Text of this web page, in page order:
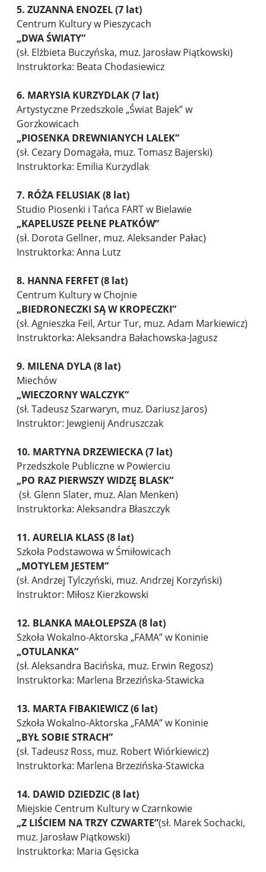
5. ZUZANNA ENOZEL (7 lat)
Centrum Kultury w Pieszycach
„DWA ŚWIATY”
(sł. Elżbieta Buczyńska, muz. Jarosław Piątkowski)
Instruktorka: Beata Chodasiewicz
6. MARYSIA KURZYDLAK (7 lat)
Artystyczne Przedszkole „Świat Bajek” w
Gorzkowicach
„PIOSENKA DREWNIANYCH LALEK”
(sł. Cezary Domagała, muz. Tomasz Bajerski)
Instruktorka: Emilia Kurzydlak
7. RÓŻA FELUSIAK (8 lat)
Studio Piosenki i Tańca FART w Bielawie
„KAPELUSZE PEŁNE PŁATKÓW”
(sł. Dorota Gellner, muz. Aleksander Pałac)
Instruktorka: Anna Lutz
8. HANNA FERFET (8 lat)
Centrum Kultury w Chojnie
„BIEDRONECZKI SĄ W KROPECZKI”
(sł. Agnieszka Feil, Artur Tur, muz. Adam Markiewicz)
Instruktorka: Aleksandra Bałachowska-Jagusz
9. MILENA DYLA (8 lat)
Miechów
„WIECZORNY WALCZYK”
(sł. Tadeusz Szarwaryn, muz. Dariusz Jaros)
Instruktor: Jewgienij Andruszczak
10. MARTYNA DRZEWIECKA (7 lat)
Przedszkole Publiczne w Powierciu
„PO RAZ PIERWSZY WIDZĘ BLASK”
(sł. Glenn Slater, muz. Alan Menken)
Instruktorka: Aleksandra Błaszczyk
11. AURELIA KLASS (8 lat)
Szkoła Podstawowa w Śmiłowicach
„MOTYLEM JESTEM”
(sł. Andrzej Tylczyński, muz. Andrzej Korzyński)
Instruktor: Miłosz Kierzkowski
12. BLANKA MAŁOLEPSZA (8 lat)
Szkoła Wokalno-Aktorska „FAMA” w Koninie
„OTULANKA”
(sł. Aleksandra Bacińska, muz. Erwin Regosz)
Instruktorka: Marlena Brzezińska-Stawicka
13. MARTA FIBAKIEWICZ (6 lat)
Szkoła Wokalno-Aktorska „FAMA” w Koninie
„BYŁ SOBIE STRACH”
(sł. Tadeusz Ross, muz. Robert Wiórkiewicz)
Instruktorka: Marlena Brzezińska-Stawicka
14. DAWID DZIEDZIC (8 lat)
Miejskie Centrum Kultury w Czarnkowie
„Z LIŚCIEM NA TRZY CZWARTE”(sł. Marek Sochacki,
muz. Jarosław Piątkowski)
Instruktorka: Maria Gęsicka